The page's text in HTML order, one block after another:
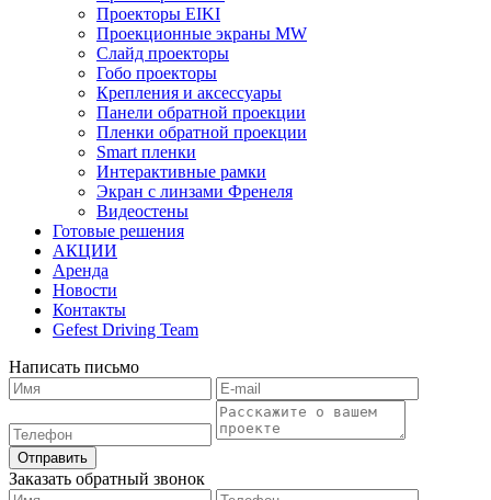
Проекторы EIKI
Проекционные экраны MW
Слайд проекторы
Гобо проекторы
Крепления и аксессуары
Панели обратной проекции
Пленки обратной проекции
Smart пленки
Интерактивные рамки
Экран с линзами Френеля
Видеостены
Готовые решения
АКЦИИ
Аренда
Новости
Контакты
Gefest Driving Team
Написать письмо
Отправить
Заказать обратный звонок